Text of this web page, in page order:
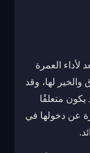
العمرة
والخير لها، وقد
يكون متعلقًا
عن دخولها في